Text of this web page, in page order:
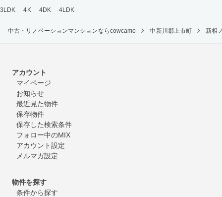
3LDK
4K 4DK 4LDK
中古・リノベーションマンションならcowcamo 中新川郡上市町 新相
アカウント
マイページ
お知らせ
最近見た物件
保存物件
保存した検索条件
フォロー中のMIX
アカウント設定
メルマガ設定
物件を探す
条件から探す